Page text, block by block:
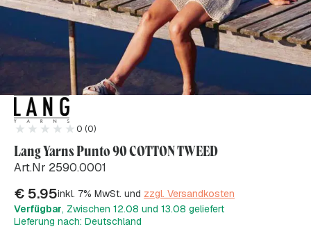
0 (0)
Lang Yarns Punto 90 COTTON TWEED
Art.Nr 2590.0001
€ 5.95inkl. 7% MwSt. und zzgl. Versandkosten
Verfügbar, Zwischen 12.08 und 13.08 geliefert
Lieferung nach: Deutschland